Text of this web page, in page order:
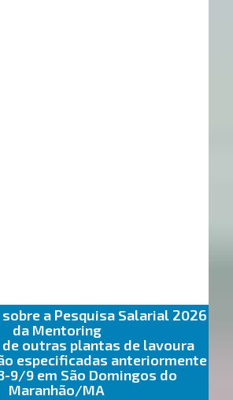
a Pesquisa Salarial 2026
da Mentoring
outras plantas de lavoura
especificadas anteriormente
9/9 em São Domingos do
Maranhão/MA